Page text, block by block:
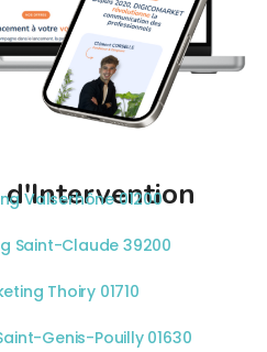
Valserhône 01200
Saint-Claude 39200
Thoiry 01710
Genis-Pouilly 01630